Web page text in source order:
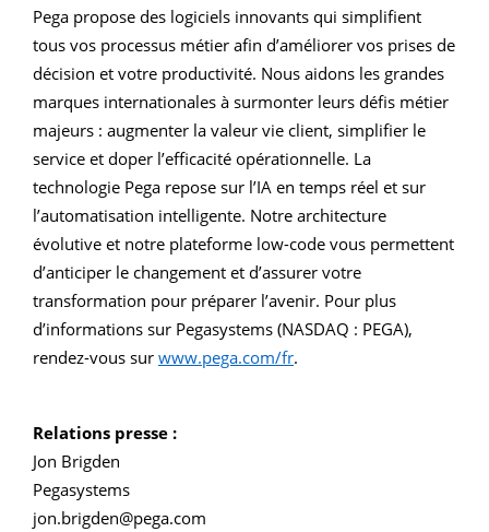
Pega propose des logiciels innovants qui simplifient
tous vos processus métier afin d’améliorer vos prises de
décision et votre productivité. Nous aidons les grandes
marques internationales à surmonter leurs défis métier
majeurs : augmenter la valeur vie client, simplifier le
service et doper l’efficacité opérationnelle. La
technologie Pega repose sur l’IA en temps réel et sur
l’automatisation intelligente. Notre architecture
évolutive et notre plateforme low-code vous permettent
d’anticiper le changement et d’assurer votre
transformation pour préparer l’avenir. Pour plus
d’informations sur Pegasystems (NASDAQ : PEGA),
rendez-vous sur www.pega.com/fr.
Relations presse :
Jon Brigden
Pegasystems
jon.brigden@pega.com